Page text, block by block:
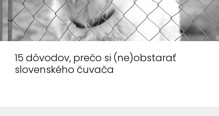
15 dôvodov, prečo si (ne)obstarať
slovenského čuvača